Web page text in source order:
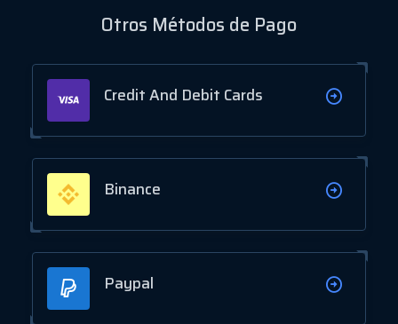
Otros Métodos de Pago
Credit And Debit Cards
Binance
Paypal